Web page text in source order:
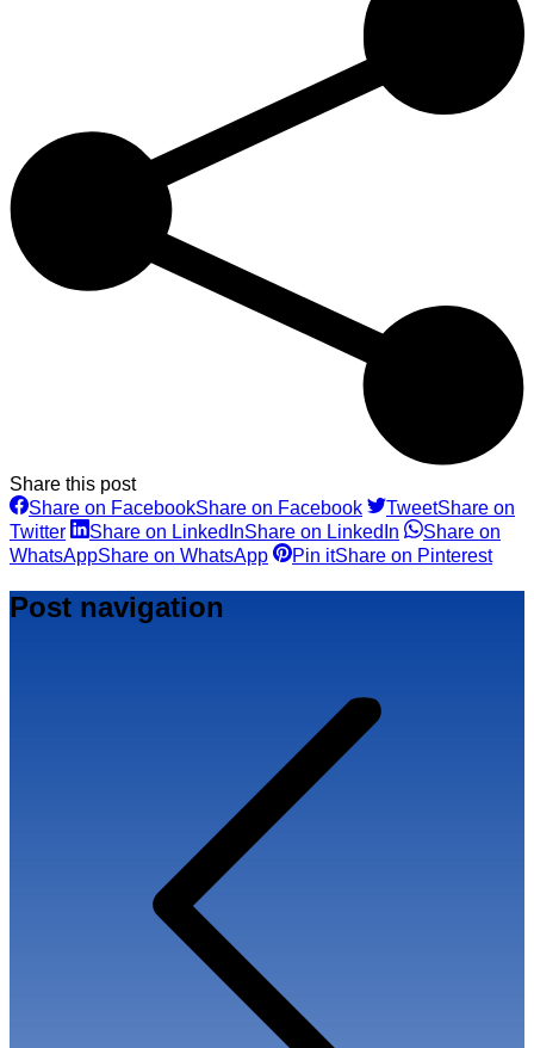
Share this post
Share on FacebookShare on Facebook TweetShare on
Twitter
Share on LinkedInShare on LinkedIn
Share on
WhatsAppShare on WhatsApp Pin itShare on Pinterest
Post navigation